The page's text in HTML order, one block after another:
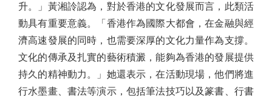
升。」黃湘詅認為，對於香港的文化發展而言，此類活
動具有重要意義。「香港作為國際大都會，在金融與經
濟高速發展的同時，也需要深厚的文化力量作為支撐。
文化的傳承及扎實的藝術積澱，能夠為香港的發展提供
持久的精神動力。」她還表示，在活動現場，他們將進
行水墨畫、書法等演示，包括筆法技巧以及篆書、行書